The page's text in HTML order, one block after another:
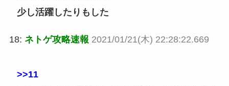
少し活躍したりもした
18: ネトゲ攻略速報 2021/01/21(木) 22:28:22.669
>>11